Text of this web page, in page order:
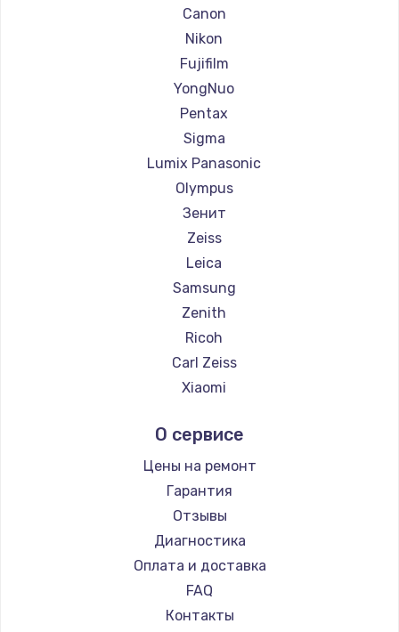
Заказать
Замена сигнальной лампы
1200 руб.
Заказать
Замена системной платы
1500 руб.
Заказать
Замена температурного датчика
2500 руб.
Заказать
Замена электроконфорки
1300 руб.
Техобслуживание
Заказать
Установка / подключение / демонтаж
1300 руб.
Заказать
Ремонт фотоаппаратов Blackmagic
Canon
Nikon
Fujifilm
YongNuo
Pentax
Sigma
Lumix Panasonic
Olympus
Зенит
Zeiss
Leica
Samsung
Zenith
Ricoh
Carl Zeiss
Xiaomi
Kodak
Blackmagic
О сервисе
Цены на ремонт
Гарантия
Отзывы
Диагностика
Оплата и доставка
FAQ
Контакты